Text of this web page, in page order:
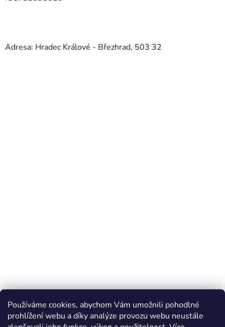
Používáme cookies, abychom Vám umožnili pohodlné
prohlížení webu a díky analýze provozu webu neustále
Adresa: Hradec Králové - Březhrad, 503 32